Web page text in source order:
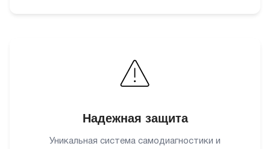
Надежная защита
Уникальная система самодиагностики и